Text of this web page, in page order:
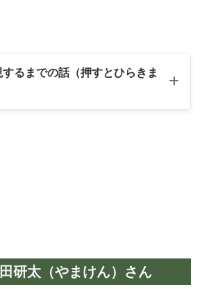
るまでの話（押すとひらきま
同じことを言っている！
研太（やまけん）さん